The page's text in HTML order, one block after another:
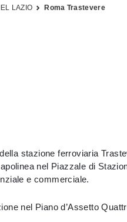
LAZIO Roma Trastevere
stazione ferroviaria
nel Piazzale di
e commerciale.
nel Piano d’Assetto